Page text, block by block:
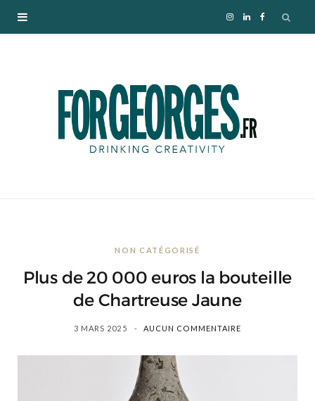
I
s
m
L
k
NON CATÉGORISÉ
Plus de 20 000 euros la bouteille
de Chartreuse Jaune
3 MARS 2025 AUCUN COMMENTAIRE